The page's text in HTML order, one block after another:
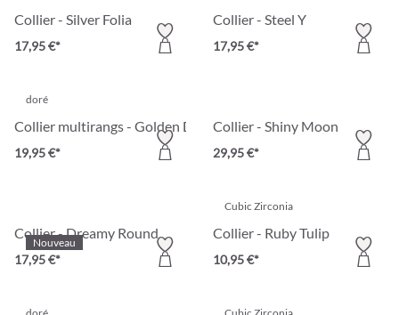
Collier - Silver Folia
17,95 €*
Collier - Steel Y
17,95 €*
doré
Collier multirangs - Golden Duet
19,95 €*
Collier - Shiny Moon
29,95 €*
Nouveau
Collier - Dreamy Round
17,95 €*
Cubic Zirconia
Collier - Ruby Tulip
10,95 €*